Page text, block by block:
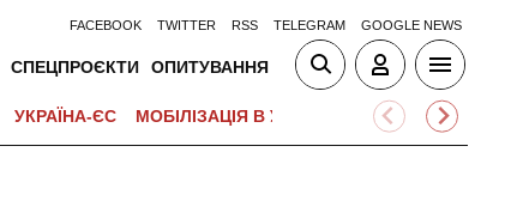
FACEBOOK TWITTER RSS TELEGRAM GOOGLE NEWS
СПЕЦПРОЄКТИ ОПИТУВАННЯ
УКРАЇНА-ЄС МОБІЛІЗАЦІЯ В УКРАЇНІ ВІЙНА НА